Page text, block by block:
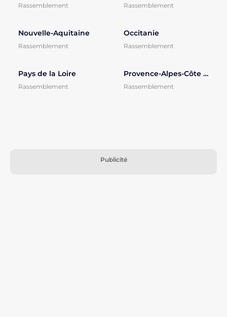
Rassemblement Rassemblement
Nouvelle-Aquitaine
Rassemblement
Occitanie
Rassemblement
Pays de la Loire
Rassemblement
Provence-Alpes-Côte d'Azur
Rassemblement
Publicité